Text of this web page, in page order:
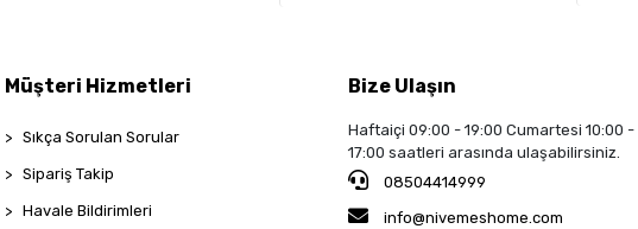
Müşteri Hizmetleri
Sıkça Sorulan Sorular
Sipariş Takip
Havale Bildirimleri
Bize Ulaşın
Haftaiçi 09:00 - 19:00 Cumartesi 10:00 -
17:00 saatleri arasında ulaşabilirsiniz.
08504414999
info@nivemeshome.com